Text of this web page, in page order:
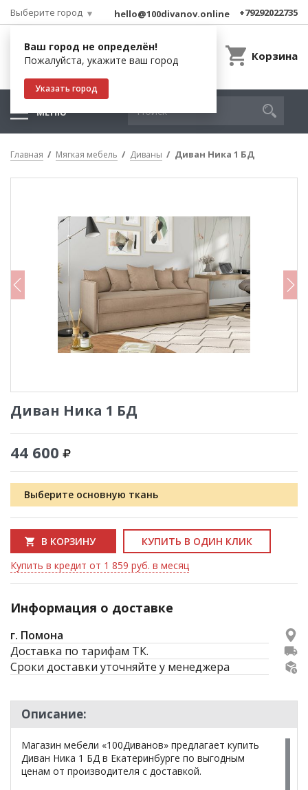
Выберите город
Ваш город не определён!
Пожалуйста, укажите ваш город
Указать город
hello@100divanov.online +79292022735
Корзина
МЕНЮ
Главная Мягкая мебель Диваны Диван Ника 1 БД
Диван Ника 1 БД
44 600
Выберите основную ткань
В КОРЗИНУ
КУПИТЬ В ОДИН КЛИК
Купить в кредит от 1 859 руб. в месяц
Информация о доставке
г. Помона
Доставка по тарифам ТК.
Сроки доставки уточняйте у менеджера
Описание:
Магазин мебели «100Диванов» предлагает купить
Диван Ника 1 БД в Екатеринбурге по выгодным
ценам от производителя с доставкой.